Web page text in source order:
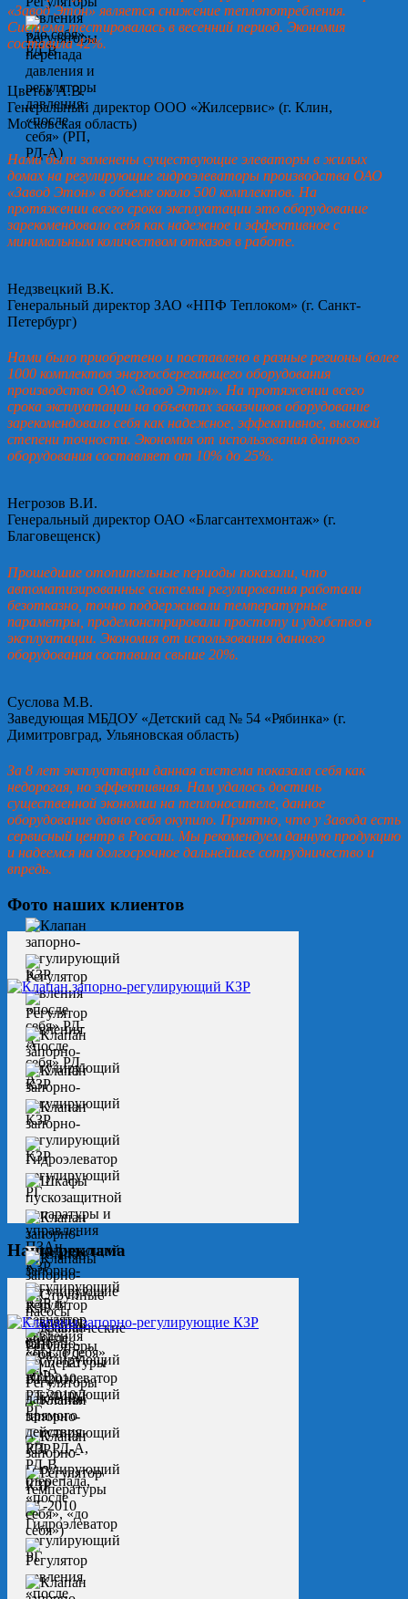
«Завод Этон» является снижение теплопотребления.
Система тестировалась в весенний период. Экономия
составила 42%.
Цветов А.В.
Генеральный директор ООО «Жилсервис» (г. Клин,
Московская область)
Нами были заменены существующие элеваторы в жилых
домах на регулирующие гидроэлеваторы производства ОАО
«Завод Этон» в объеме около 500 комплектов. На
протяжении всего срока эксплуатации это оборудование
зарекомендовало себя как надежное и эффективное с
минимальным количеством отказов в работе.
Недзвецкий В.К.
Генеральный директор ЗАО «НПФ Теплоком» (г. Санкт-
Петербург)
Нами было приобретено и поставлено в разные регионы более
1000 комплектов энергосберегающего оборудования
производства ОАО «Завод Этон». На протяжении всего
срока эксплуатации на объектах заказчиков оборудование
зарекомендовало себя как надежное, эффективное, высокой
степени точности. Экономия от использования данного
оборудования составляет от 10% до 25%.
Негрозов В.И.
Генеральный директор ОАО «Благсантехмонтаж» (г.
Благовещенск)
Прошедшие отопительные периоды показали, что
автоматизированные системы регулирования работали
безотказно, точно поддерживали температурные
параметры, продемонстрировали простоту и удобство в
эксплуатации. Экономия от использования данного
оборудования составила свыше 20%.
Суслова М.В.
Заведующая МБДОУ «Детский сад № 54 «Рябинка» (г.
Димитровград, Ульяновская область)
За 8 лет эксплуатации данная система показала себя как
недорогая, но эффективная. Нам удалось достичь
существенной экономии на теплоносителе, данное
оборудование давно себя окупило. Приятно, что у Завода есть
сервисный центр в России. Мы рекомендуем данную продукцию
и надеемся на долгосрочное дальнейшее сотрудничество и
впредь.
Фото наших клиентов
Наша реклама